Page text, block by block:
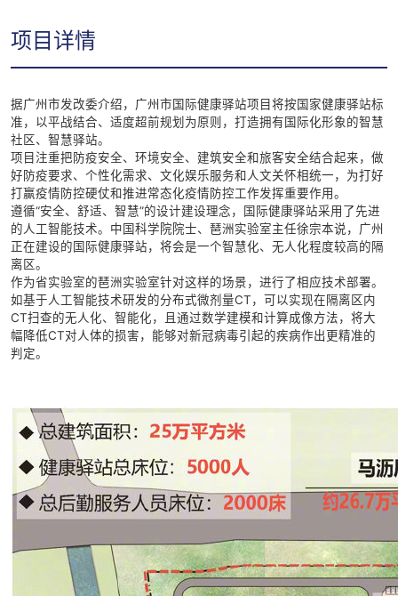
项目详情
据广州市发改委介绍，广州市国际健康驿站项目将按国家健康驿站标
准，以平战结合、适度超前规划为原则，打造拥有国际化形象的智慧
社区、智慧驿站。
项目注重把防疫安全、环境安全、建筑安全和旅客安全结合起来，做
好防疫要求、个性化需求、文化娱乐服务和人文关怀相统一，为打好
打赢疫情防控硬仗和推进常态化疫情防控工作发挥重要作用。
遵循“安全、舒适、智慧”的设计建设理念，国际健康驿站采用了先进
的人工智能技术。中国科学院院士、琶洲实验室主任徐宗本说，广州
正在建设的国际健康驿站，将会是一个智慧化、无人化程度较高的隔
离区。
作为省实验室的琶洲实验室针对这样的场景，进行了相应技术部署。
如基于人工智能技术研发的分布式微剂量CT，可以实现在隔离区内
CT扫查的无人化、智能化，且通过数学建模和计算成像方法，将大
幅降低CT对人体的损害，能够对新冠病毒引起的疾病作出更精准的
判定。